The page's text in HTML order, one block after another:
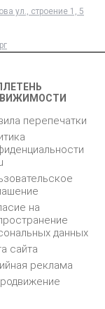
ул., строение 1, 5
перепечатки
на
данных
сайта
реклама